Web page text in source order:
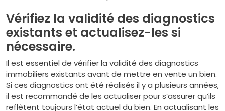
Vérifiez la validité des diagnostics
existants et actualisez-les si
nécessaire.
Il est essentiel de vérifier la validité des diagnostics
immobiliers existants avant de mettre en vente un bien.
Si ces diagnostics ont été réalisés il y a plusieurs années,
il est recommandé de les actualiser pour s’assurer qu’ils
reflètent toujours l’état actuel du bien. En actualisant les